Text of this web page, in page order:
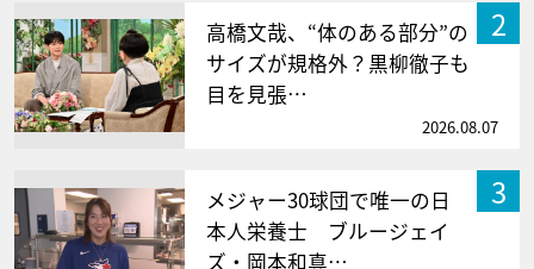
2
高橋文哉、“体のある部分”の
サイズが規格外？黒柳徹子も
目を見張…
2026.08.07
3
メジャー30球団で唯一の日
本人栄養士 ブルージェイ
ズ・岡本和真…